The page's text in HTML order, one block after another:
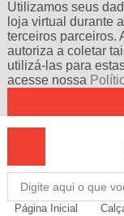
Utilizamos seus
loja virtual durante
terceiros parceiros.
autoriza a coletar
utilizá-las para
acesse nossa
Página Inicial